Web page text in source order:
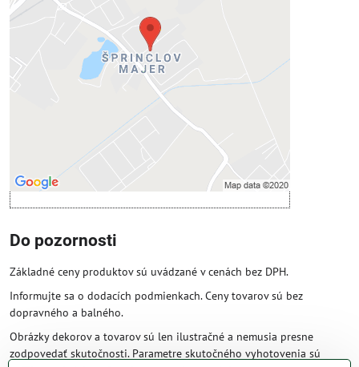
Prajete si načítať externý obsah?
Povoliť tentokrát
Povoliť a zapamätať - súhlas s druhom
cookie: Funkčné
Otvoriť obsah v novom okne
Do pozornosti
Základné ceny produktov sú uvádzané v cenách bez DPH.
Informujte sa o dodacích podmienkach. Ceny tovarov sú bez
dopravného a balného.
Obrázky dekorov a tovarov sú len ilustračné a nemusia presne
zodpovedať skutočnosti. Parametre skutočného vyhotovenia sú